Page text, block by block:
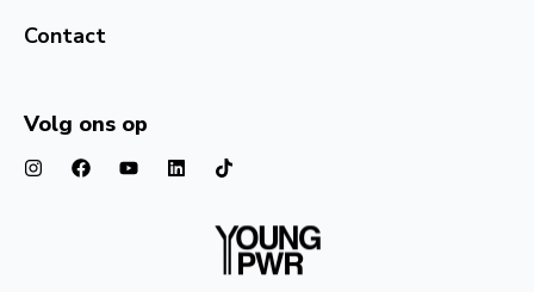
Contact
Volg ons op